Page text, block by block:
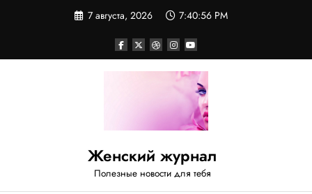
7 августа, 2026 7:40:56 PM
Женский журнал
Полезные новости для тебя